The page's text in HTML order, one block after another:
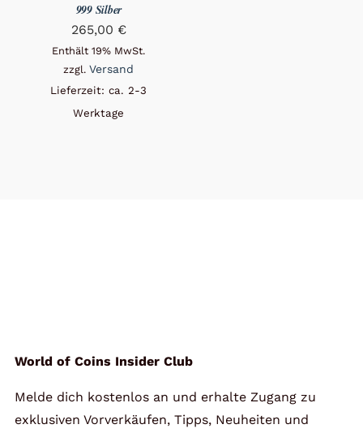
999 Silber
265,00 €
Enthält 19% MwSt.
zzgl.Versand
Lieferzeit: ca. 2-3
Werktage
World of Coins Insider Club
Melde dich kostenlos an und erhalte Zugang zu
exklusiven Vorverkäufen, Tipps, Neuheiten und